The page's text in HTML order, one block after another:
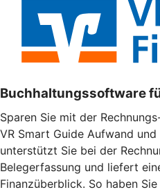
Buchhaltungssoftware
Sparen Sie mit der
VR Smart Guide Aufwand
unterstützt Sie bei der
Belegerfassung und liefert
Finanzüberblick. So haben